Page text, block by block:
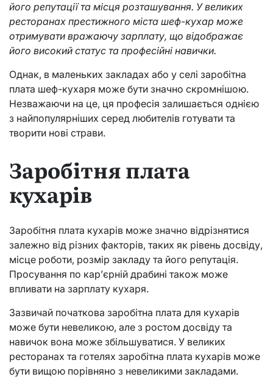
його репутації та місця розташування. У великих
ресторанах престижного міста шеф-кухар може
отримувати вражаючу зарплату, що відображає
його високий статус та професійні навички.
Однак, в маленьких закладах або у селі заробітна
плата шеф-кухаря може бути значно скромнішою.
Незважаючи на це, ця професія залишається однією
з найпопулярніших серед любителів готувати та
творити нові страви.
Заробітня плата
кухарів
Заробітня плата кухарів може значно відрізнятися
залежно від різних факторів, таких як рівень досвіду,
місце роботи, розмір закладу та його репутація.
Просування по кар’єрній драбині також може
впливати на зарплату кухаря.
Зазвичай початкова заробітна плата для кухарів
може бути невеликою, але з ростом досвіду та
навичок вона може збільшуватися. У великих
ресторанах та готелях заробітна плата кухарів може
бути вищою порівняно з невеликими закладами.